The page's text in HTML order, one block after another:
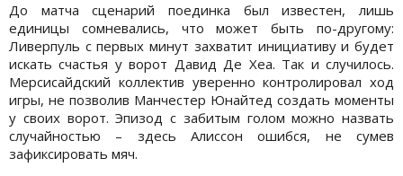
До матча сценарий поединка был известен, лишь
единицы сомневались, что может быть по-другому:
Ливерпуль с первых минут захватит инициативу и будет
искать счастья у ворот Давид Де Хеа. Так и случилось.
Мерсисайдский коллектив уверенно контролировал ход
игры, не позволив Манчестер Юнайтед создать моменты
у своих ворот. Эпизод с забитым голом можно назвать
случайностью – здесь Алиссон ошибся, не сумев
зафиксировать мяч.